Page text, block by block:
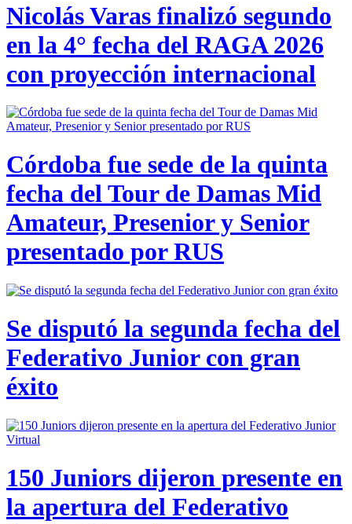
Nicolás Varas finalizó segundo
en la 4° fecha del RAGA 2026
con proyección internacional
Córdoba fue sede de la quinta
fecha del Tour de Damas Mid
Amateur, Presenior y Senior
presentado por RUS
Se disputó la segunda fecha del
Federativo Junior con gran
éxito
150 Juniors dijeron presente en
la apertura del Federativo